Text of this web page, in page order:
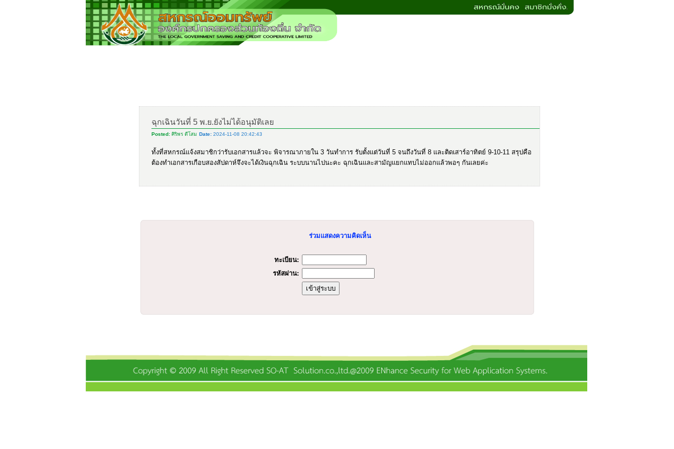
ฉุกเฉินวันที่ 5 พ.ย.ยังไม่ได้อนุมัติเลย
Posted: ศิริพร ดีโสม Date: 2024-11-08 20:42:43
ทั้งที่สหกรณ์แจ้งสมาชิกว่ารับเอกสารแล้วจะ พิจารณาภายใน 3 วันทำการ รับตั้งแต่วันที่ 5 จนถึงวันที่ 8 และติดเสาร์อาทิตย์ 9-10-11 สรุปคือ
ต้องทำเอกสารเกือบสองสัปดาห์จึงจะได้เงินฉุกเฉิน ระบบนานไปนะคะ ฉุกเฉินและสามัญแยกแทบไม่ออกแล้วพอๆ กันเลยค่ะ
ร่วมแสดงความคิดเห็น
ทะเบียน:
รหัสผ่าน: